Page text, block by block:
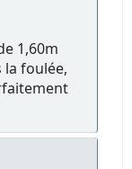
1,60m
la foulée,